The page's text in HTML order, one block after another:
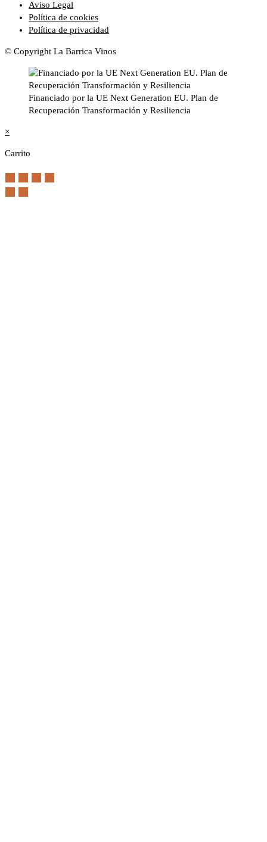
Aviso Legal
Política de cookies
Política de privacidad
© Copyright La Barrica Vinos
Financiado por la UE Next Generation EU. Plan de
Recuperación Transformación y Resiliencia
×
Carrito